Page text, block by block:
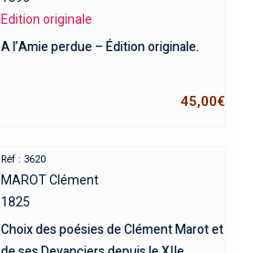
Edition originale
A l’Amie perdue – Édition originale.
45,00€
Réf : 3620
MAROT Clément
1825
Choix des poésies de Clément Marot et